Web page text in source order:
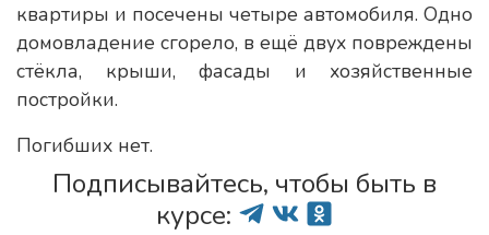
квартиры и посечены четыре автомобиля. Одно
домовладение сгорело, в ещё двух повреждены
стёкла, крыши, фасады и хозяйственные
постройки.
Погибших нет.
Подписывайтесь, чтобы быть в
курсе: